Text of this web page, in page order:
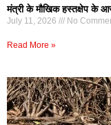
मंत्री के मौखिक हस्तक्षेप के
July 11, 2026 No
Read More »